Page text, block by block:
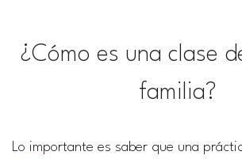
¿Cómo es una clase
familia?
Lo importante es saber que una